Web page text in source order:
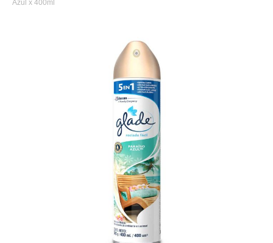
Azul x 400ml